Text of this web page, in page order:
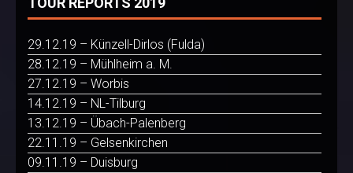
29.12.19 – Künzell-Dirlos (Fulda)
28.12.19 – Mühlheim a. M.
27.12.19 – Worbis
14.12.19 – NL-Tilburg
13.12.19 – Übach-Palenberg
22.11.19 – Gelsenkirchen
09.11.19 – Duisburg